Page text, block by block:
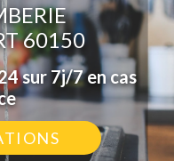
60150
sur 7j/7 en cas